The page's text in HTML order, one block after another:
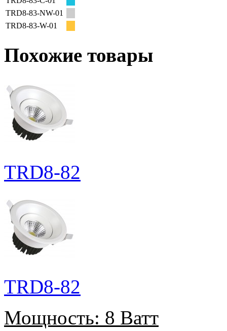
TRD8-83-NW-01
TRD8-83-W-01
Похожие товары
TRD8-82
TRD8-82
Мощность: 8 Ватт